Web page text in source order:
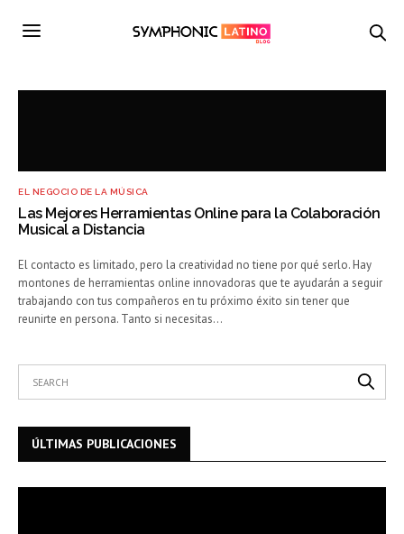
EL NEGOCIO DE LA MÚSICA
Las Mejores Herramientas Online para la Colaboración
Musical a Distancia
El contacto es limitado, pero la creatividad no tiene por qué serlo. Hay
montones de herramientas online innovadoras que te ayudarán a seguir
trabajando con tus compañeros en tu próximo éxito sin tener que
reunirte en persona. Tanto si necesitas…
ÚLTIMAS PUBLICACIONES